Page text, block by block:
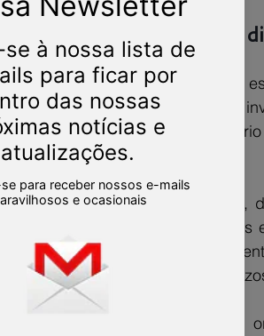
e garanta seus
de Advogados atua de forma
em inventário extrajudicial,
escritura pública de
e técnica.
bens deixados pelo falecido,
bancárias, dívidas, impostos
seguras e alinhadas ao
da família e evitando
para soluções práticas, com